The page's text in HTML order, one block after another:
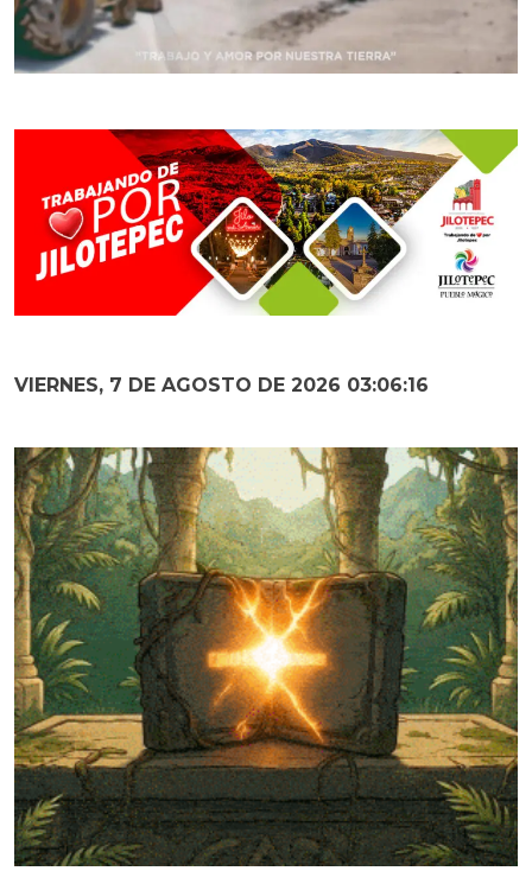
VIERNES, 7 DE AGOSTO DE 2026 03:06:18